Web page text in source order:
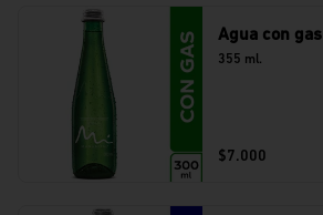
Agua con gas
355 ml.
$7.000